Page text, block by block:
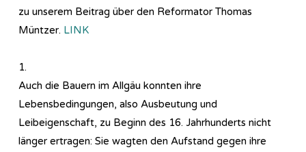
zu unserem Beitrag über den Reformator Thomas
Müntzer. LINK
1.
Auch die Bauern im Allgäu konnten ihre
Lebensbedingungen, also Ausbeutung und
Leibeigenschaft, zu Beginn des 16. Jahrhunderts nicht
länger ertragen: Sie wagten den Aufstand gegen ihre